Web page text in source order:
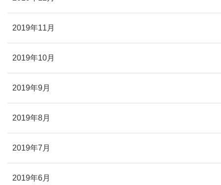
2019年11月
2019年10月
2019年9月
2019年8月
2019年7月
2019年6月